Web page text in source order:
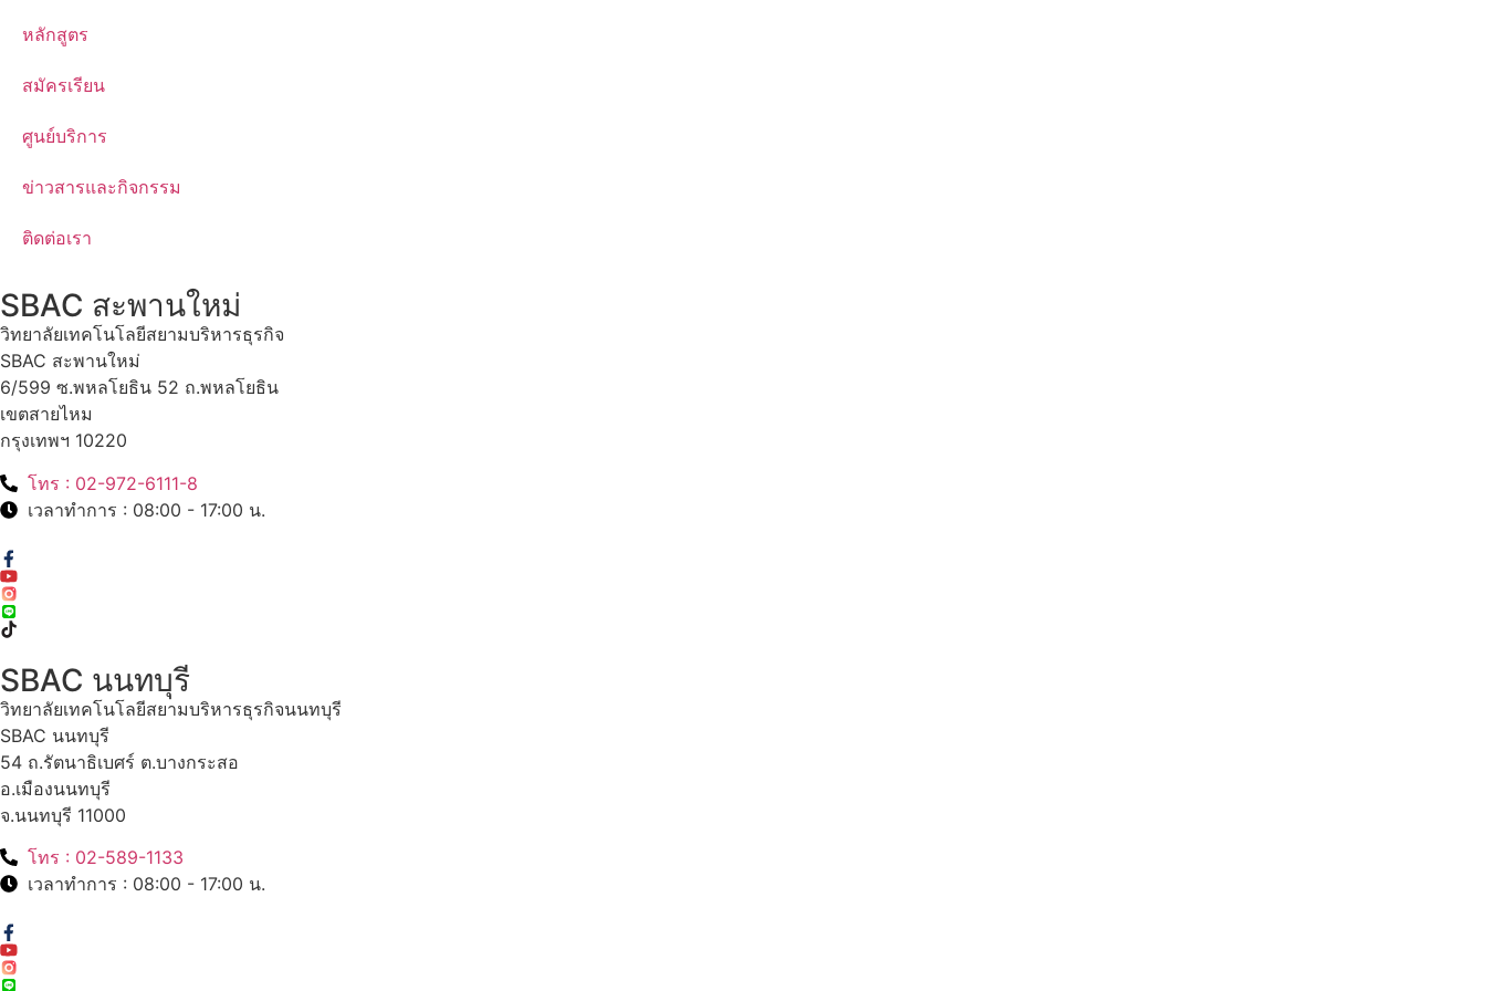
หลักสูตร
สมัครเรียน
ศูนย์บริการ
ข่าวสารและกิจกรรม
ติดต่อเรา
SBAC สะพานใหม่
วิทยาลัยเทคโนโลยีสยามบริหารธุรกิจ
SBAC สะพานใหม่
6/599 ซ.พหลโยธิน 52 ถ.พหลโยธิน
เขตสายไหม
กรุงเทพฯ 10220
โทร : 02-972-6111-8
เวลาทำการ : 08:00 - 17:00 น.
SBAC นนทบุรี
วิทยาลัยเทคโนโลยีสยามบริหารธุรกิจนนทบุรี
SBAC นนทบุรี
54 ถ.รัตนาธิเบศร์ ต.บางกระสอ
อ.เมืองนนทบุรี
จ.นนทบุรี 11000
โทร : 02-589-1133
เวลาทำการ : 08:00 - 17:00 น.